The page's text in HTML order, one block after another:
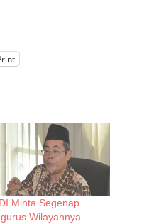
Minta Segenap
Wilayahnya